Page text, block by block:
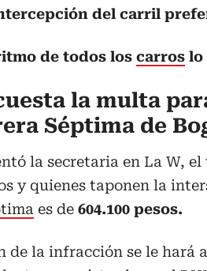
del carril
de todos los carros lo
la multa
Séptima de
la secretaria en La W,
y quienes taponen la
es de 604.100 pesos.
de la infracción se le hará